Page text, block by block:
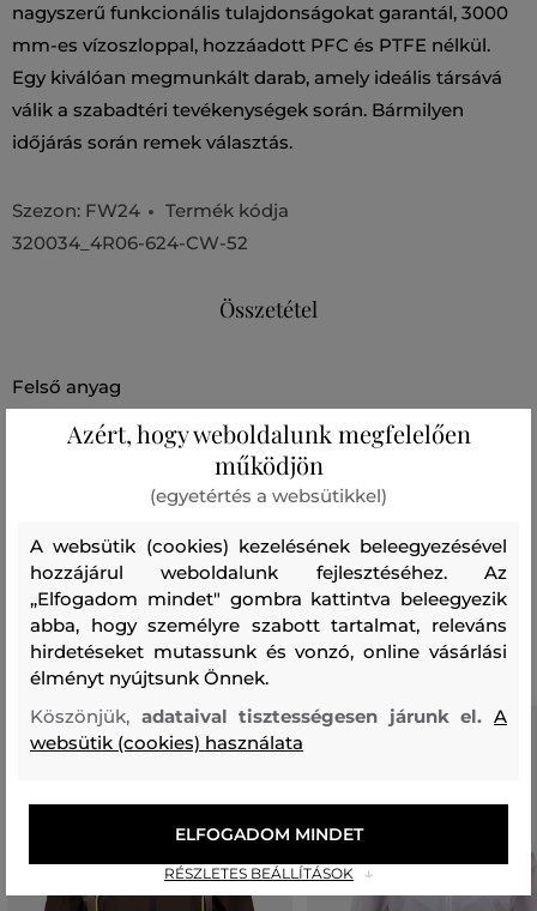
nagyszerű funkcionális tulajdonságokat garantál, 3000
mm-es vízoszloppal, hozzáadott PFC és PTFE nélkül.
Egy kiválóan megmunkált darab, amely ideális társává
válik a szabadtéri tevékenységek során. Bármilyen
időjárás során remek választás.
Szezon: FW24
Termék kódja
320034_4R06-624-CW-52
Összetétel
felső anyag
100 %
100 %
Ajánlott termékek
Azért, hogy weboldalunk megfelelően
működjön
(egyetértés a websütikkel)
A websütik (cookies) kezelésének beleegyezésével
hozzájárul weboldalunk fejlesztéséhez. Az
„Elfogadom mindet" gombra kattintva beleegyezik
abba, hogy személyre szabott tartalmat, releváns
hirdetéseket mutassunk és vonzó, online vásárlási
élményt nyújtsunk Önnek.
Köszönjük, adataival tisztességesen járunk el.A
websütik (cookies) használata
RÉSZLETES BEÁLLÍTÁSOK
ELFOGADOM MINDET